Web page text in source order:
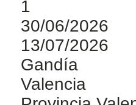
1
30/06/2026
13/07/2026
Gandía
Valencia